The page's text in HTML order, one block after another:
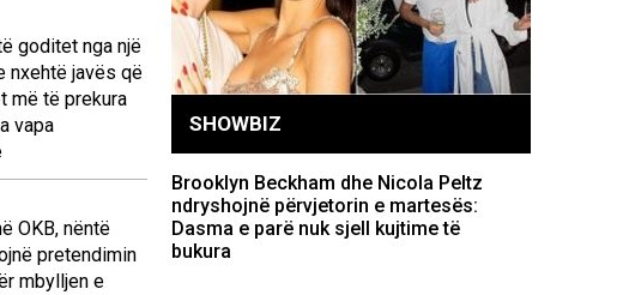
goditet nga një
nxehtë javës që
më të prekura
vapa
OKB, nëntë
pretendimin
mbylljen e
SHOWBIZ
Brooklyn Beckham dhe Nicola Peltz
ndryshojnë përvjetorin e martesës:
Dasma e parë nuk sjell kujtime të
bukura